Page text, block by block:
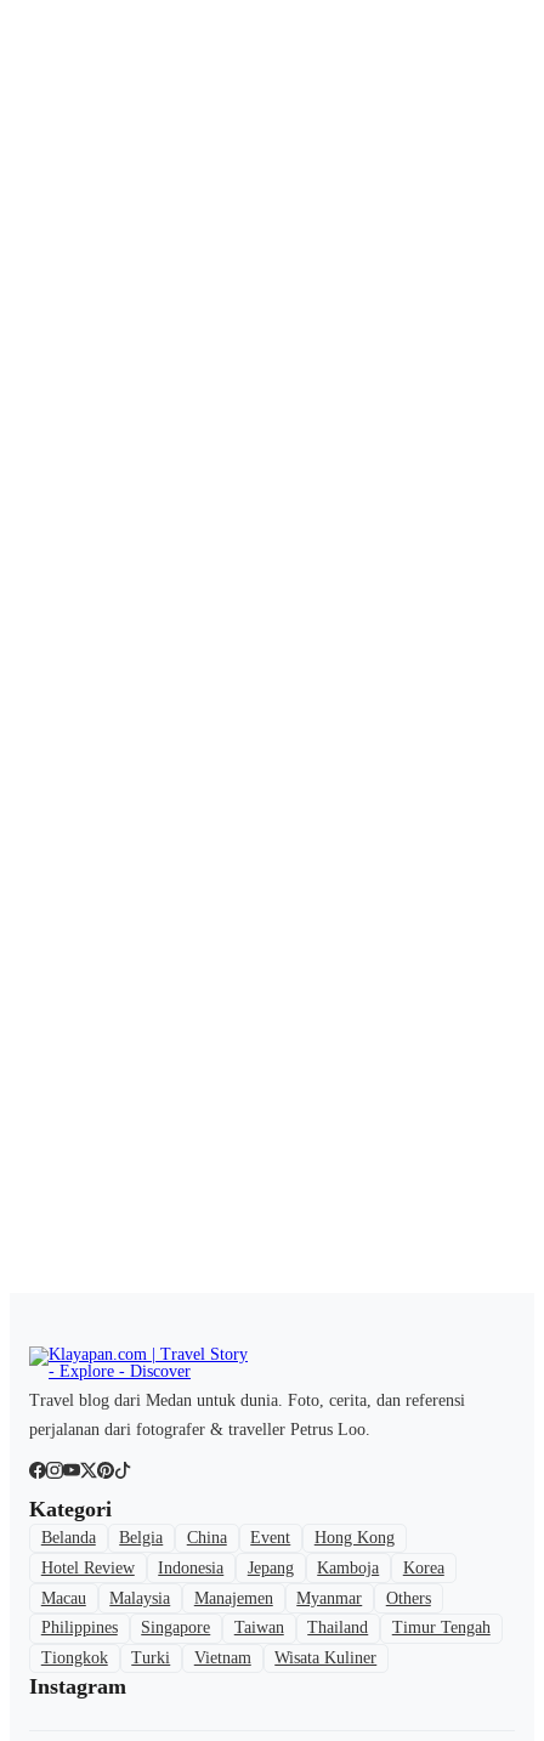
Travel blog dari Medan untuk dunia. Foto, cerita, dan referensi
perjalanan dari fotografer & traveller Petrus Loo.
Kategori
Belanda Belgia China Event
Hong Kong
Hotel Review
Indonesia Jepang Kamboja
Korea
Macau
Malaysia Manajemen Myanmar
Others
Philippines
Singapore Taiwan Thailand
Timur Tengah
Tiongkok
Turki Vietnam Wisata Kuliner
Instagram